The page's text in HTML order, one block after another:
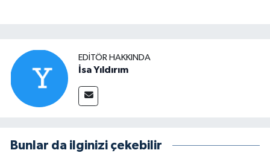
EDITÖR HAKKINDA
İsa Yıldırım
Bunlar da ilginizi çekebilir